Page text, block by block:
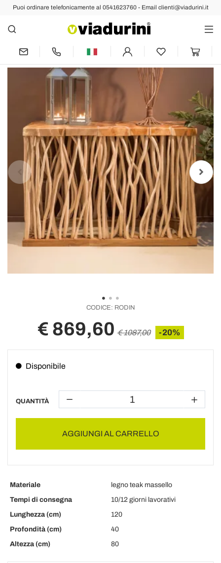
Puoi ordinare telefonicamente al 0541623760 - Email clienti@viadurini.it
Indietro Prec Succ
Consolle con Piano e Steli di Teak
Massello Naturale - Rodin
CODICE: RODIN
€ 869,60 € 1087,00 -20%
Disponibile
QUANTITÀ
AGGIUNGI AL CARRELLO
Materiale
legno teak massello
Tempi di consegna
10/12 giorni lavorativi
Lunghezza (cm)
120
Profondità (cm)
40
Altezza (cm)
80